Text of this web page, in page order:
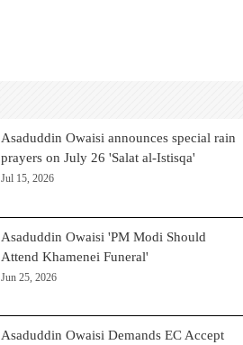
Asaduddin Owaisi announces special rain
prayers on July 26 'Salat al-Istisqa'
Jul 15, 2026
Asaduddin Owaisi 'PM Modi Should
Attend Khamenei Funeral'
Jun 25, 2026
Asaduddin Owaisi Demands EC Accept